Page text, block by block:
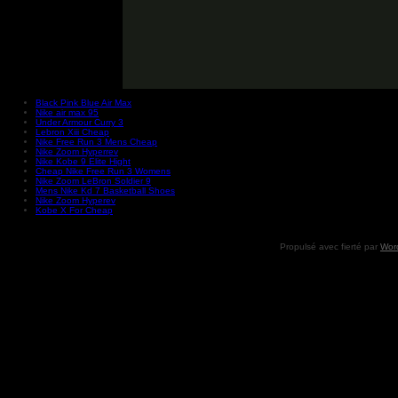
Black Pink Blue Air Max
Nike air max 95
Under Armour Curry 3
Lebron Xiii Cheap
Nike Free Run 3 Mens Cheap
Nike Zoom Hyperrev
Nike Kobe 9 Elite Hight
Cheap Nike Free Run 3 Womens
Nike Zoom LeBron Soldier 9
Mens Nike Kd 7 Basketball Shoes
Nike Zoom Hyperev
Kobe X For Cheap
Propulsé avec fierté par